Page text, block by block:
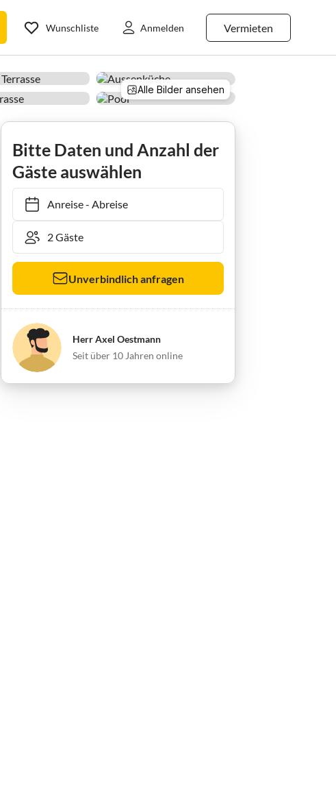
Vermieten
Wunschliste Anmelden
Alle Bilder ansehen
Finca La Fiesta
Bitte Daten und Anzahl der
Gäste auswählen
Anreise- Abreise
Unverbindlich anfragen
Herr Axel Oestmann
Seit über 10 Jahren online